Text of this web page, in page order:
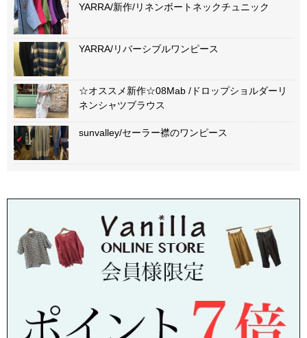
YARRA/新作/リネンボートネックチュニック
YARRA/リバーシブルワンピース
☆オススメ新作☆08Mab /ドロップショルダーリ
ネンシャツブラウス
sunvalley/セーラー襟のワンピース